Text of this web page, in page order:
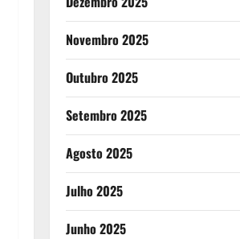
Novembro 2025
Outubro 2025
Setembro 2025
Agosto 2025
Julho 2025
Junho 2025